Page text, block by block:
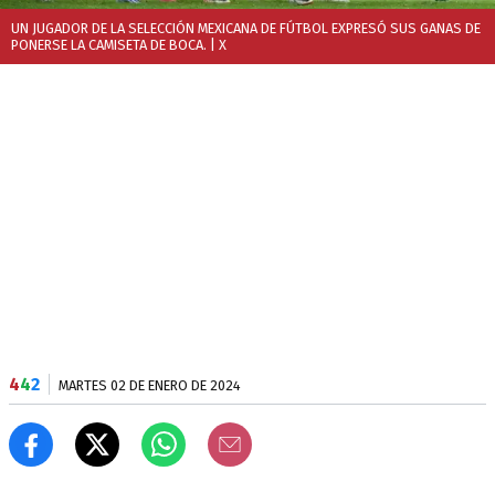
UN JUGADOR DE LA SELECCIÓN MEXICANA DE FÚTBOL EXPRESÓ SUS GANAS DE
PONERSE LA CAMISETA DE BOCA. | X
442 MARTES 02 DE ENERO DE 2024